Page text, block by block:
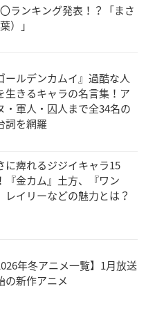
ランキング発表！？「まさ
）」
ールデンカムイ』過酷な人
生きるキャラの名言集！ア
・軍人・囚人まで全34名の
詞を網羅
に痺れるジジイキャラ15
『金カム』土方、『ワン
レイリーなどの魅力とは？
年冬アニメ一覧】1月放送
の新作アニメ